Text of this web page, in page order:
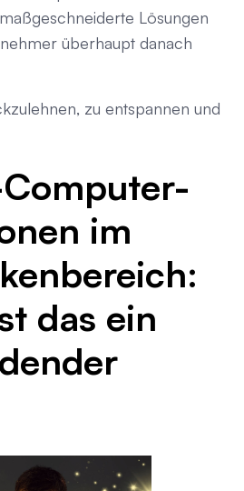
Lösungen
überhaupt danach
zu entspannen und
im
das ein